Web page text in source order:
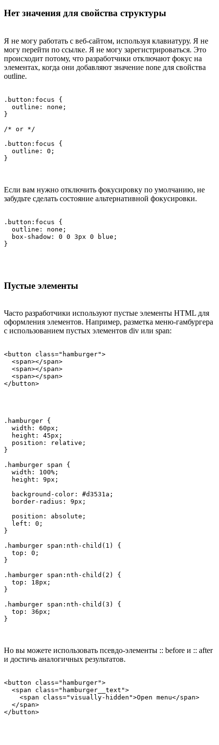
Нет значения для свойства структуры
Я не могу работать с веб-сайтом, используя клавиатуру. Я не
могу перейти по ссылке. Я не могу зарегистрироваться. Это
происходит потому, что разработчики отключают фокус на
элементах, когда они добавляют значение none для свойства
outline.
.button:focus {
  outline: none;
}
/* or */
.button:focus {
  outline: 0;
}
Если вам нужно отключить фокусировку по умолчанию, не
забудьте сделать состояние альтернативной фокусировки.
.button:focus {
  outline: none;
  box-shadow: 0 0 3px 0 blue;
}
Пустые элементы
Часто разработчики используют пустые элементы HTML для
оформления элементов. Например, разметка меню-гамбургера
с использованием пустых элементов div или span:
<button class="hamburger">
  <span></span>
  <span></span>
  <span></span>
</button>
.hamburger {
  width: 60px;
  height: 45px;
  position: relative;
}
.hamburger span {
  width: 100%;
  height: 9px;
  background-color: #d3531a;
  border-radius: 9px;
  position: absolute;
  left: 0;
}
.hamburger span:nth-child(1) {
  top: 0;
}
.hamburger span:nth-child(2) {
  top: 18px;
}
.hamburger span:nth-child(3) {
  top: 36px;
}
Но вы можете использовать псевдо-элементы :: before и :: after
и достичь аналогичных результатов.
<button class="hamburger">
  <span class="hamburger__text">
    <span class="visually-hidden">Open menu</span>
  </span>
</button>